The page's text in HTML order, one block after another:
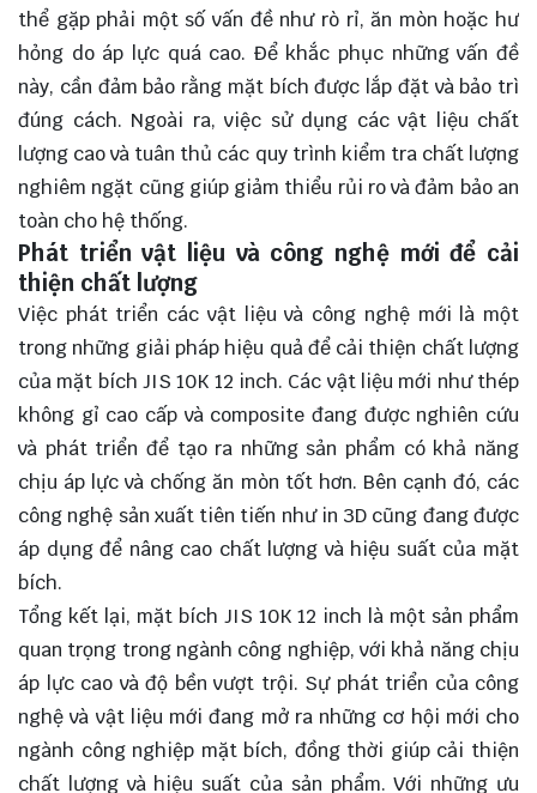
thể gặp phải một số vấn đề như rò rỉ, ăn mòn hoặc hư
hỏng do áp lực quá cao. Để khắc phục những vấn đề
này, cần đảm bảo rằng mặt bích được lắp đặt và bảo trì
đúng cách. Ngoài ra, việc sử dụng các vật liệu chất
lượng cao và tuân thủ các quy trình kiểm tra chất lượng
nghiêm ngặt cũng giúp giảm thiểu rủi ro và đảm bảo an
toàn cho hệ thống.
Phát triển vật liệu và công nghệ mới để cải
thiện chất lượng
Việc phát triển các vật liệu và công nghệ mới là một
trong những giải pháp hiệu quả để cải thiện chất lượng
của mặt bích JIS 10K 12 inch. Các vật liệu mới như thép
không gỉ cao cấp và composite đang được nghiên cứu
và phát triển để tạo ra những sản phẩm có khả năng
chịu áp lực và chống ăn mòn tốt hơn. Bên cạnh đó, các
công nghệ sản xuất tiên tiến như in 3D cũng đang được
áp dụng để nâng cao chất lượng và hiệu suất của mặt
bích.
Tổng kết lại, mặt bích JIS 10K 12 inch là một sản phẩm
quan trọng trong ngành công nghiệp, với khả năng chịu
áp lực cao và độ bền vượt trội. Sự phát triển của công
nghệ và vật liệu mới đang mở ra những cơ hội mới cho
ngành công nghiệp mặt bích, đồng thời giúp cải thiện
chất lượng và hiệu suất của sản phẩm. Với những ưu